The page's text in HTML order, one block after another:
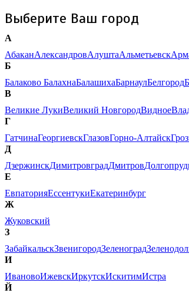
Выберите Ваш город
А
АбаканАлександровАлуштаАльметьевск
Б
Балаково БалахнаБалашихаБарнаулБелгород
В
Великие ЛукиВеликий НовгородВидное
Г
ГатчинаГеоргиевскГлазовГорно-Алтайск
Д
ДзержинскДимитровградДмитров
Е
ЕвпаторияЕссентукиЕкатеринбург
Ж
Жуковский
З
ЗабайкальскЗвенигородЗеленоград
И
ИвановоИжевскИркутскИскитимИстра
Й